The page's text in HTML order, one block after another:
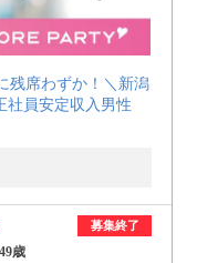
残席わずか！＼新潟
社員安定収入男性
募集終了
歳